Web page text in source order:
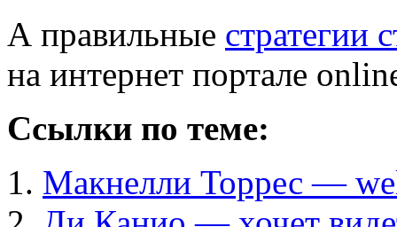
А правильные стратегии
на интернет портале
Ссылки по теме:
Макнелли Торрес —